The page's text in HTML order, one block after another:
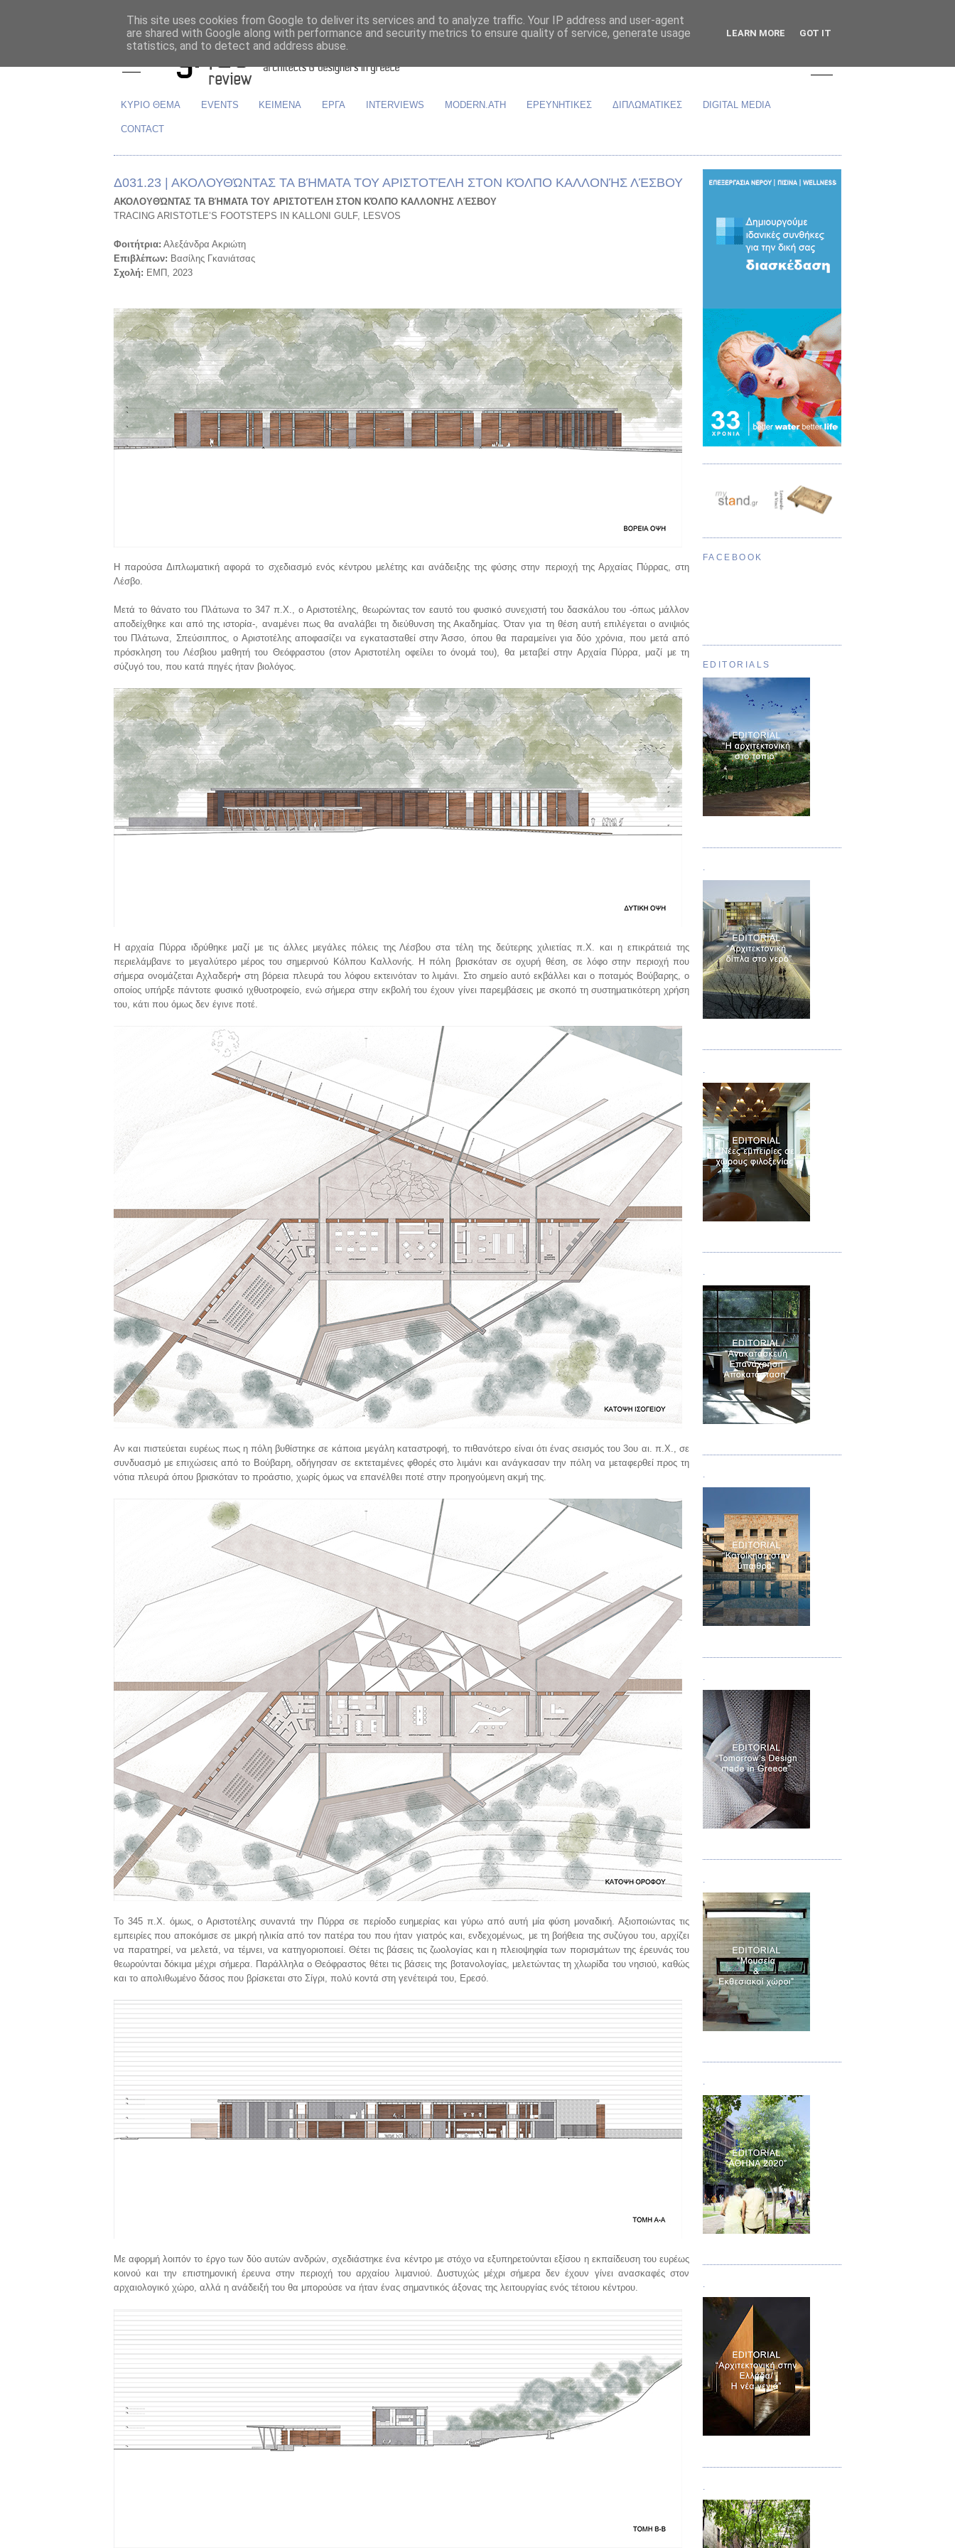
ΚΥΡΙΟ ΘΕΜΑ EVENTS ΚΕΙΜΕΝΑ ΕΡΓΑ INTERVIEWS MODERN.ATH ΕΡΕΥΝΗΤΙΚΕΣ ΔΙΠΛΩΜΑΤΙΚΕΣ DIGITAL MEDIA
CONTACT
Δ031.23 | ΑΚΟΛΟΥΘΏΝΤΑΣ ΤΑ ΒΉΜΑΤΑ ΤΟΥ ΑΡΙΣΤΟΤΈΛΗ ΣΤΟΝ ΚΌΛΠΟ ΚΑΛΛΟΝΉΣ ΛΈΣΒΟΥ
ΑΚΟΛΟΥΘΏΝΤΑΣ ΤΑ ΒΉΜΑΤΑ ΤΟΥ ΑΡΙΣΤΟΤΈΛΗ ΣΤΟΝ ΚΌΛΠΟ ΚΑΛΛΟΝΉΣ ΛΈΣΒΟΥ
TRACING ARISTOTLE’S FOOTSTEPS IN KALLONI GULF, LESVOS
Φοιτήτρια: Αλεξάνδρα Ακριώτη
Επιβλέπων: Βασίλης Γκανιάτσας
Σχολή: ΕΜΠ, 2023
Η παρούσα Διπλωματική αφορά το σχεδιασμό ενός κέντρου μελέτης και ανάδειξης της φύσης στην περιοχή της Αρχαίας Πύρρας, στη
Λέσβο.
Μετά το θάνατο του Πλάτωνα το 347 π.Χ., ο Αριστοτέλης, θεωρώντας τον εαυτό του φυσικό συνεχιστή του δασκάλου του -όπως μάλλον
αποδείχθηκε και από της ιστορία-, αναμένει πως θα αναλάβει τη διεύθυνση της Ακαδημίας. Όταν για τη θέση αυτή επιλέγεται ο ανιψιός
του Πλάτωνα, Σπεύσιππος, ο Αριστοτέλης αποφασίζει να εγκατασταθεί στην Άσσο, όπου θα παραμείνει για δύο χρόνια, που μετά από
πρόσκληση του Λέσβιου μαθητή του Θεόφραστου (στον Αριστοτέλη οφείλει το όνομά του), θα μεταβεί στην Αρχαία Πύρρα, μαζί με τη
σύζυγό του, που κατά πηγές ήταν βιολόγος.
Η αρχαία Πύρρα ιδρύθηκε μαζί με τις άλλες μεγάλες πόλεις της Λέσβου στα τέλη της δεύτερης χιλιετίας π.Χ. και η επικράτειά της
περιελάμβανε το μεγαλύτερο μέρος του σημερινού Κόλπου Καλλονής. Η πόλη βρισκόταν σε οχυρή θέση, σε λόφο στην περιοχή που
σήμερα ονομάζεται Αχλαδερή• στη βόρεια πλευρά του λόφου εκτεινόταν το λιμάνι. Στο σημείο αυτό εκβάλλει και ο ποταμός Βούβαρης, ο
οποίος υπήρξε πάντοτε φυσικό ιχθυοτροφείο, ενώ σήμερα στην εκβολή του έχουν γίνει παρεμβάσεις με σκοπό τη συστηματικότερη χρήση
του, κάτι που όμως δεν έγινε ποτέ.
Αν και πιστεύεται ευρέως πως η πόλη βυθίστηκε σε κάποια μεγάλη καταστροφή, το πιθανότερο είναι ότι ένας σεισμός του 3ου αι. π.Χ., σε
συνδυασμό με επιχώσεις από το Βούβαρη, οδήγησαν σε εκτεταμένες φθορές στο λιμάνι και ανάγκασαν την πόλη να μεταφερθεί προς τη
νότια πλευρά όπου βρισκόταν το προάστιο, χωρίς όμως να επανέλθει ποτέ στην προηγούμενη ακμή της.
Το 345 π.Χ. όμως, ο Αριστοτέλης συναντά την Πύρρα σε περίοδο ευημερίας και γύρω από αυτή μία φύση μοναδική. Αξιοποιώντας τις
εμπειρίες που αποκόμισε σε μικρή ηλικία από τον πατέρα του που ήταν γιατρός και, ενδεχομένως, με τη βοήθεια της συζύγου του, αρχίζει
να παρατηρεί, να μελετά, να τέμνει, να κατηγοριοποιεί. Θέτει τις βάσεις τις ζωολογίας και η πλειοψηφία των πορισμάτων της έρευνάς του
θεωρούνται δόκιμα μέχρι σήμερα. Παράλληλα ο Θεόφραστος θέτει τις βάσεις της βοτανολογίας, μελετώντας τη χλωρίδα του νησιού, καθώς
και το απολιθωμένο δάσος που βρίσκεται στο Σίγρι, πολύ κοντά στη γενέτειρά του, Ερεσό.
Με αφορμή λοιπόν το έργο των δύο αυτών ανδρών, σχεδιάστηκε ένα κέντρο με στόχο να εξυπηρετούνται εξίσου η εκπαίδευση του ευρέως
κοινού και την επιστημονική έρευνα στην περιοχή του αρχαίου λιμανιού. Δυστυχώς μέχρι σήμερα δεν έχουν γίνει ανασκαφές στον
αρχαιολογικό χώρο, αλλά η ανάδειξή του θα μπορούσε να ήταν ένας σημαντικός άξονας της λειτουργίας ενός τέτοιου κέντρου.
FACEBOOK
EDITORIALS
.
.
.
.
.
.
.
This site uses cookies from Google to deliver its services and to analyze traffic. Your IP address and user-agent
are shared with Google along with performance and security metrics to ensure quality of service, generate usage
statistics, and to detect and address abuse.
LEARN MORE GOT IT